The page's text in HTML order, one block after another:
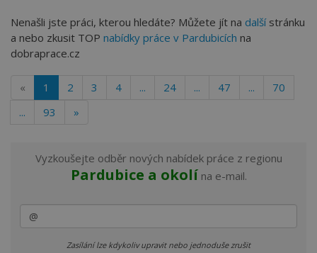
Nenašli jste práci, kterou hledáte? Můžete jít na dalšístránku
a nebo zkusit TOP nabídky práce v Pardubicích na
dobraprace.cz
« 1 2 3 4 ... 24 ... 47 ...
70
...
93 »
Vyzkoušejte odběr nových nabídek práce z regionu
Pardubice a okolí na e-mail.
Zasílání lze kdykoliv upravit nebo jednoduše zrušit